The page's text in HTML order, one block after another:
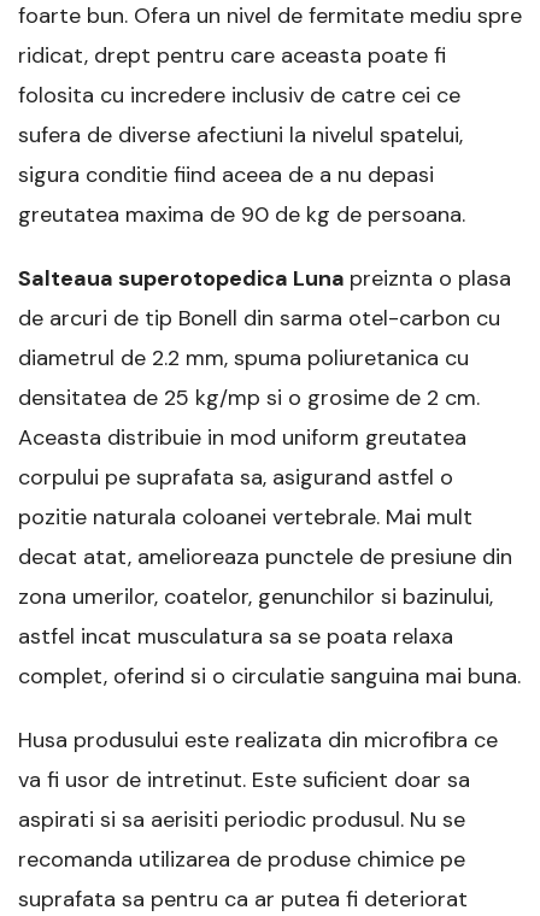
foarte bun. Ofera un nivel de fermitate mediu spre
ridicat, drept pentru care aceasta poate fi
folosita cu incredere inclusiv de catre cei ce
sufera de diverse afectiuni la nivelul spatelui,
sigura conditie fiind aceea de a nu depasi
greutatea maxima de 90 de kg de persoana.
Salteaua superotopedica Luna preiznta o plasa
de arcuri de tip Bonell din sarma otel-carbon cu
diametrul de 2.2 mm, spuma poliuretanica cu
densitatea de 25 kg/mp si o grosime de 2 cm.
Aceasta distribuie in mod uniform greutatea
corpului pe suprafata sa, asigurand astfel o
pozitie naturala coloanei vertebrale. Mai mult
decat atat, amelioreaza punctele de presiune din
zona umerilor, coatelor, genunchilor si bazinului,
astfel incat musculatura sa se poata relaxa
complet, oferind si o circulatie sanguina mai buna.
Husa produsului este realizata din microfibra ce
va fi usor de intretinut. Este suficient doar sa
aspirati si sa aerisiti periodic produsul. Nu se
recomanda utilizarea de produse chimice pe
suprafata sa pentru ca ar putea fi deteriorat